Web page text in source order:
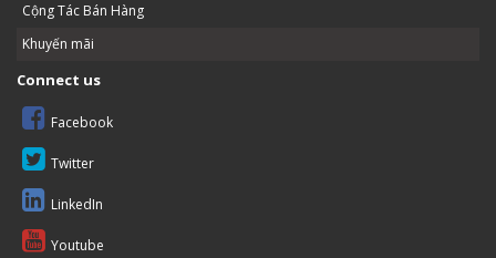
Cộng Tác Bán Hàng
Khuyến mãi
Connect us
Facebook
Twitter
LinkedIn
Youtube